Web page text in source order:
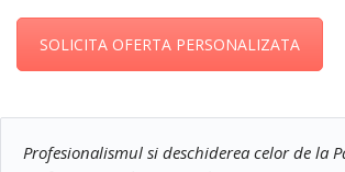
SOLICITA OFERTA PERSONALIZATA
Profesionalismul si deschiderea celor de la